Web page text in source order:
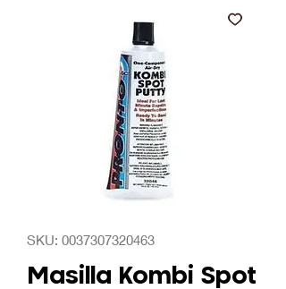
SKU: 0037307320463
Masilla Kombi Spot